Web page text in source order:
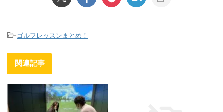
-ゴルフレッスンまとめ！
関連記事